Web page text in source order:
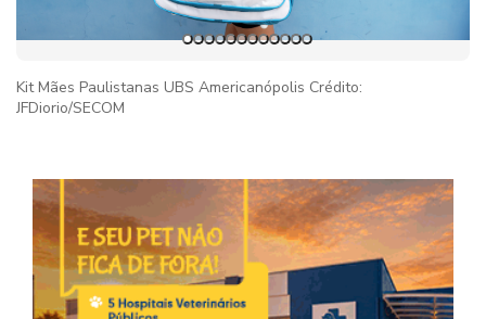
Kit Mães Paulistanas UBS Americanópolis Crédito:
JFDiorio/SECOM